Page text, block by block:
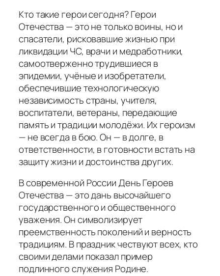
Кто такие герои сегодня? Герои
Отечества — это не только воины, но и
спасатели, рисковавшие жизнью при
ликвидации ЧС, врачи и медработники,
самоотверженно трудившиеся в
эпидемии, учёные и изобретатели,
обеспечившие технологическую
независимость страны, учителя,
воспитатели, ветераны, передающие
память и традиции молодёжи. Их героизм
— не всегда в бою. Он — в долге, в
ответственности, в готовности встать на
защиту жизни и достоинства других.
В современной России День Героев
Отечества — это дань высочайшего
государственного и общественного
уважения. Он символизирует
преемственность поколений и верность
традициям. В праздник чествуют всех, кто
своими делами показал пример
подлинного служения Родине.